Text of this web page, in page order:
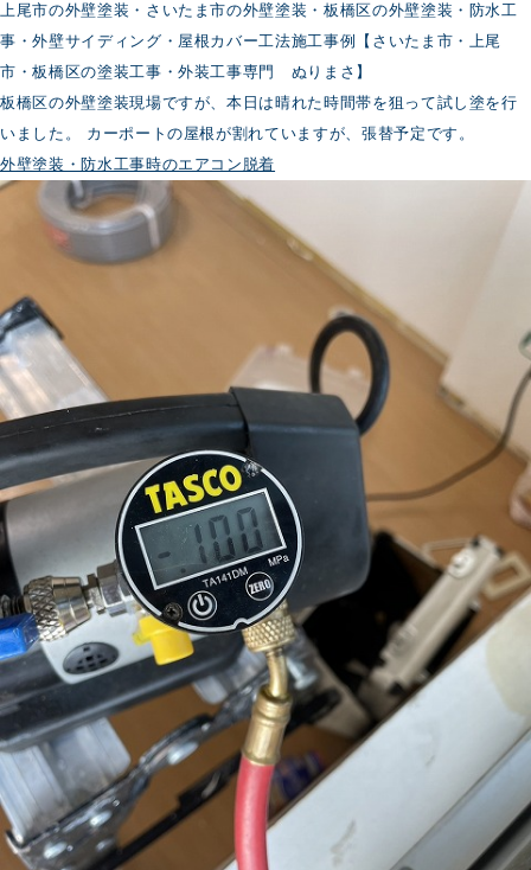
上尾市の外壁塗装・さいたま市の外壁塗装・板橋区の外壁塗装・防水工
事・外壁サイディング・屋根カバー工法施工事例【さいたま市・上尾
市・板橋区の塗装工事・外装工事専門 ぬりまさ】
板橋区の外壁塗装現場ですが、本日は晴れた時間帯を狙って試し塗を行
いました。 カーポートの屋根が割れていますが、張替予定です。
外壁塗装・防水工事時のエアコン脱着